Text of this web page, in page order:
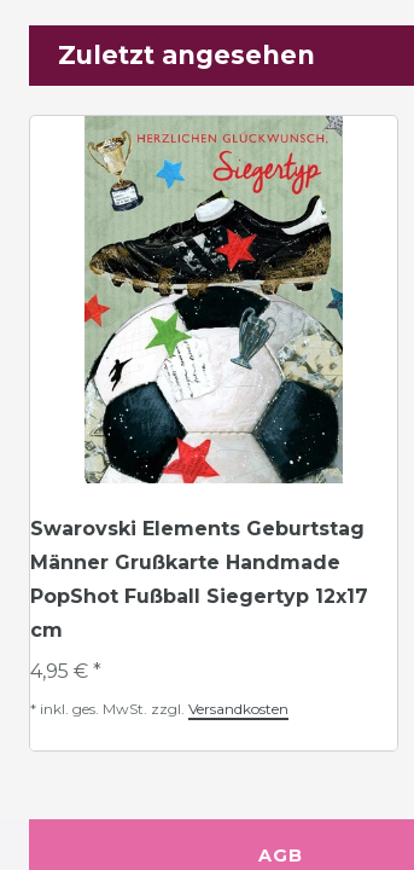
Zuletzt angesehen
Swarovski Elements Geburtstag
Männer Grußkarte Handmade
PopShot Fußball Siegertyp 12x17
cm
4,95 € *
* inkl. ges. MwSt. zzgl. Versandkosten
AGB